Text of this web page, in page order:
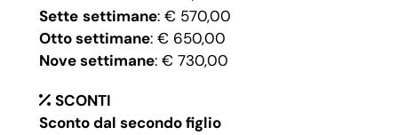
Sette settimane: € 570,00
Otto settimane: € 650,00
Nove settimane: € 730,00
SCONTI
Sconto dal secondo figlio